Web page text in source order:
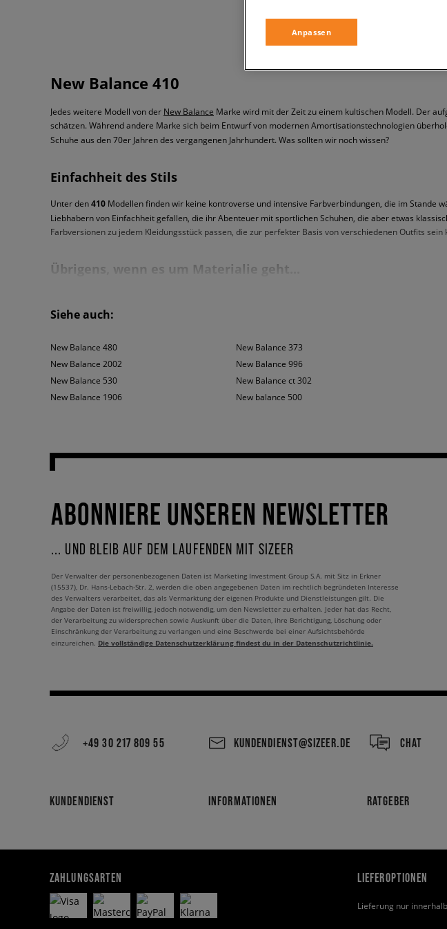
New Balance 410
Jedes weitere Modell von der New Balance Marke wird mit der Zeit zu einem kultischen Modell. Der
schätzen. Während andere Marke sich beim Entwurf von modernen Amortisationstechnologien
Schuhe aus den 70er Jahren des vergangenen Jahrhundert. Was sollten wir noch wissen?
Einfachheit des Stils
Unter den410 Modellen finden wir keine kontroverse und intensive Farbverbindungen, die im Stande
Liebhabern von Einfachheit gefallen, die ihr Abenteuer mit sportlichen Schuhen, die aber etwas
Farbversionen zu jedem Kleidungsstück passen, die zur perfekter Basis von verschiedenen Outfits
Übrigens, wenn es um Materialie geht...
dem Schaft hat man die Verbindung von Wildleder mit Kunststoff verwendet. Da die Schuhe sich als
sind eine
Siehe auch:
New Balance 480
New Balance 2002
New Balance 530
New Balance 1906
New Balance 373
New Balance 996
New Balance ct 302
New balance 500
ABONNIERE UNSEREN NEWSLETTER
... UND BLEIB AUF DEM LAUFENDEN MIT SIZEER
Der Verwalter der personenbezogenen Daten ist Marketing Investment Group S.A. mit Sitz in Erkner
(15537), Dr. Hans-Lebach-Str. 2, werden die oben angegebenen Daten im rechtlich begründeten Interesse
des Verwalters verarbeitet, das als Vermarktung der eigenen Produkte und Dienstleistungen gilt. Die
Angabe der Daten ist freiwillig, jedoch notwendig, um den Newsletter zu erhalten. Jeder hat das Recht,
der Verarbeitung zu widersprechen sowie Auskunft über die Daten, ihre Berichtigung, Löschung oder
Einschränkung der Verarbeitung zu verlangen und eine Beschwerde bei einer Aufsichtsbehörde
einzureichen. Die vollständige Datenschutzerklärung findest du in der Datenschutzrichtlinie.
+49 30 217 809 55 KUNDENDIENST@SIZEER.DE CHAT
KUNDENDIENST INFORMATIONEN RATGEBER
ZAHLUNGSARTEN LIEFEROPTIONEN
Lieferung nur
Anpassen